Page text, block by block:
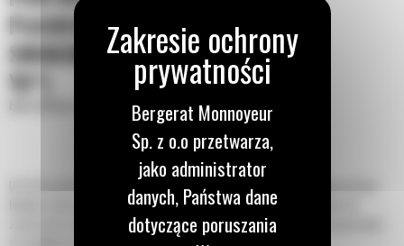
PŁASKIM I MOCOWANIEM
SWORZNIOWYM 5,6 M³ (7,25
YD³)
Łyżki płaskie o zwiększonej wydajności
Do 50% krótszy czas kopania oraz możliwość zachowania do 15% większej ilości
ładunku dzięki łyżce z serii Performance z dnem płaskim. Najlepszy wybór do
zastosowań związanych z układaniem stosów i załadunkiem pojazdów ciężarowych,
szczególnie w przypadku pracy na miękkim podłożu.
Bergerat Monnoyeur
Sp. z o.o przetwarza,
jako administrator
danych, Państwa dane
dotyczące poruszania